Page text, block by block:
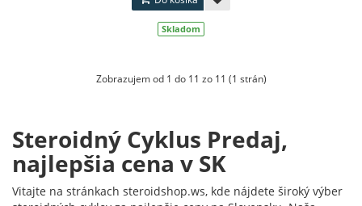
Skladom
Zobrazujem od 1 do 11 zo 11 (1 strán)
Steroidný Cyklus Predaj,
najlepšia cena v SK
Vitajte na stránkach steroidshop.ws, kde nájdete široký výber